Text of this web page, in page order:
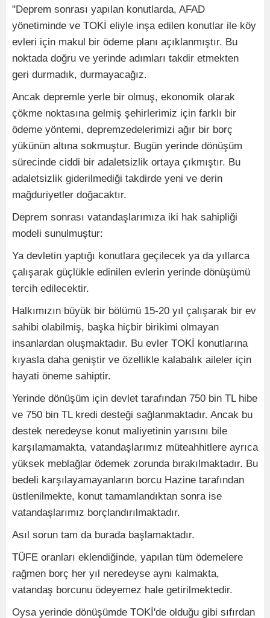
"Deprem sonrası yapılan konutlarda, AFAD
yönetiminde ve TOKİ eliyle inşa edilen konutlar ile köy
evleri için makul bir ödeme planı açıklanmıştır. Bu
noktada doğru ve yerinde adımları takdir etmekten
geri durmadık, durmayacağız.
Ancak depremle yerle bir olmuş, ekonomik olarak
çökme noktasına gelmiş şehirlerimiz için farklı bir
ödeme yöntemi, depremzedelerimizi ağır bir borç
yükünün altına sokmuştur. Bugün yerinde dönüşüm
sürecinde ciddi bir adaletsizlik ortaya çıkmıştır. Bu
adaletsizlik giderilmediği takdirde yeni ve derin
mağduriyetler doğacaktır.
Deprem sonrası vatandaşlarımıza iki hak sahipliği
modeli sunulmuştur:
Ya devletin yaptığı konutlara geçilecek ya da yıllarca
çalışarak güçlükle edinilen evlerin yerinde dönüşümü
tercih edilecektir.
Halkımızın büyük bir bölümü 15-20 yıl çalışarak bir ev
sahibi olabilmiş, başka hiçbir birikimi olmayan
insanlardan oluşmaktadır. Bu evler TOKİ konutlarına
kıyasla daha geniştir ve özellikle kalabalık aileler için
hayati öneme sahiptir.
Yerinde dönüşüm için devlet tarafından 750 bin TL hibe
ve 750 bin TL kredi desteği sağlanmaktadır. Ancak bu
destek neredeyse konut maliyetinin yarısını bile
karşılamamakta, vatandaşlarımız müteahhitlere ayrıca
yüksek meblağlar ödemek zorunda bırakılmaktadır. Bu
bedeli karşılayamayanların borcu Hazine tarafından
üstlenilmekte, konut tamamlandıktan sonra ise
vatandaşlarımız borçlandırılmaktadır.
Asıl sorun tam da burada başlamaktadır.
TÜFE oranları eklendiğinde, yapılan tüm ödemelere
rağmen borç her yıl neredeyse aynı kalmakta,
vatandaş borcunu ödeyemez hale getirilmektedir.
Oysa yerinde dönüşümde TOKİ'de olduğu gibi sıfırdan